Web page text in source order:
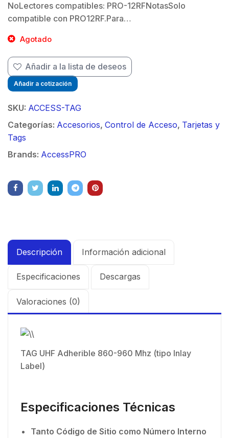
NoLectores compatibles: PRO-12RFNotasSolo
compatible con PRO12RF.Para…
Agotado
Añadir a la lista de deseos
Añadir a cotización
SKU: ACCESS-TAG
Categorías: Accesorios, Control de Acceso, Tarjetas y
Tags
Brands: AccessPRO
Descripción Información adicional
Especificaciones Descargas
Valoraciones (0)
TAG UHF Adherible 860-960 Mhz (tipo Inlay
Label)
Especificaciones Técnicas
Tanto Código de Sitio como Número Interno